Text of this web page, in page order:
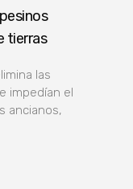
tierras
las
impedían el
ancianos,